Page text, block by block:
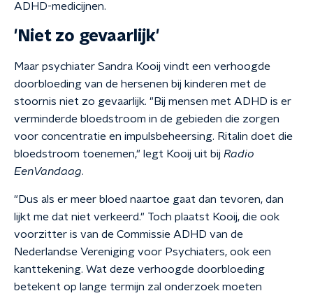
ADHD-medicijnen.
'Niet zo gevaarlijk'
Maar psychiater Sandra Kooij vindt een verhoogde
doorbloeding van de hersenen bij kinderen met de
stoornis niet zo gevaarlijk. "Bij mensen met ADHD is er
verminderde bloedstroom in de gebieden die zorgen
voor concentratie en impulsbeheersing. Ritalin doet die
bloedstroom toenemen," legt Kooij uit bij Radio
EenVandaag.
"Dus als er meer bloed naartoe gaat dan tevoren, dan
lijkt me dat niet verkeerd." Toch plaatst Kooij, die ook
voorzitter is van de Commissie ADHD van de
Nederlandse Vereniging voor Psychiaters, ook een
kanttekening. Wat deze verhoogde doorbloeding
betekent op lange termijn zal onderzoek moeten